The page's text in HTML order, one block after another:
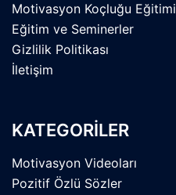
Motivasyon Koçluğu Eğitimi
Eğitim ve Seminerler
Gizlilik Politikası
İletişim
KATEGORİLER
Motivasyon Videoları
Pozitif Özlü Sözler